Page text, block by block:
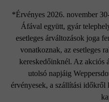
*Érvényes 2026. november
Áfával együtt, gyár
esetleges árváltozások joga
vonatkoznak, az esetleges
kereskedőinknél. Az akciós
utolsó napjáig
érvényesek, a szállítási időkről